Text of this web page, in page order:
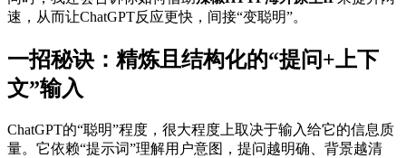
速，从而让ChatGPT反应更快，间接“变聪明”。
一招秘诀：精炼且结构化的“提问+上下
文”输入
ChatGPT的“聪明”程度，很大程度上取决于输入给它的信息质
量。它依赖“提示词”理解用户意图，提问越明确、背景越清